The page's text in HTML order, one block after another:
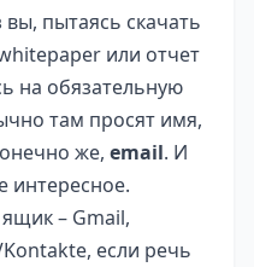
вы, пытаясь скачать
или отчет
на обязательную
там просят имя,
же, email. И
интересное.
– Gmail,
если речь